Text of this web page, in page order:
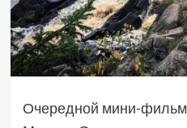
Очередной мини-фильм